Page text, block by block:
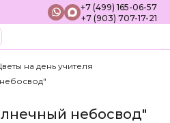
+7 (499) 165-06-57
+7 (903) 707-17-21
на день учителя
небосвод"